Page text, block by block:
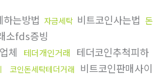
하는방법 자금세탁 비트코인사는법 돈
소fds증빙
체 테더개인거래 테더코인추척피하
코인돈세탁테더거래 비트코인판매사이